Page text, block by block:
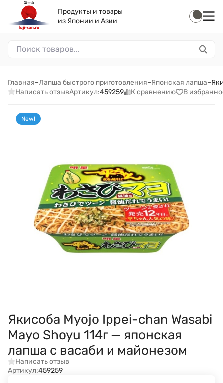
Продукты и товары
из Японии и Азии
Главная–Лапша быстрого приготовления–Японская лапша–
Написать отзывАртикул:459259 К сравнению В
New!
Якисоба Myojo Ippei-chan Wasabi
Mayo Shoyu 114г — японская
лапша с васаби и майонезом
Написать отзыв
Артикул:459259